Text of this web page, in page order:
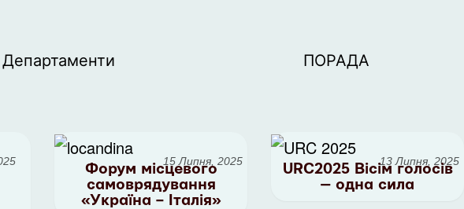
Департаменти ПОРАДА
15 Липня, 2025
Форум місцевого
самоврядування
«Україна – Італія»
13 Липня, 2025
URC2025 Вісім голосів
— одна сила